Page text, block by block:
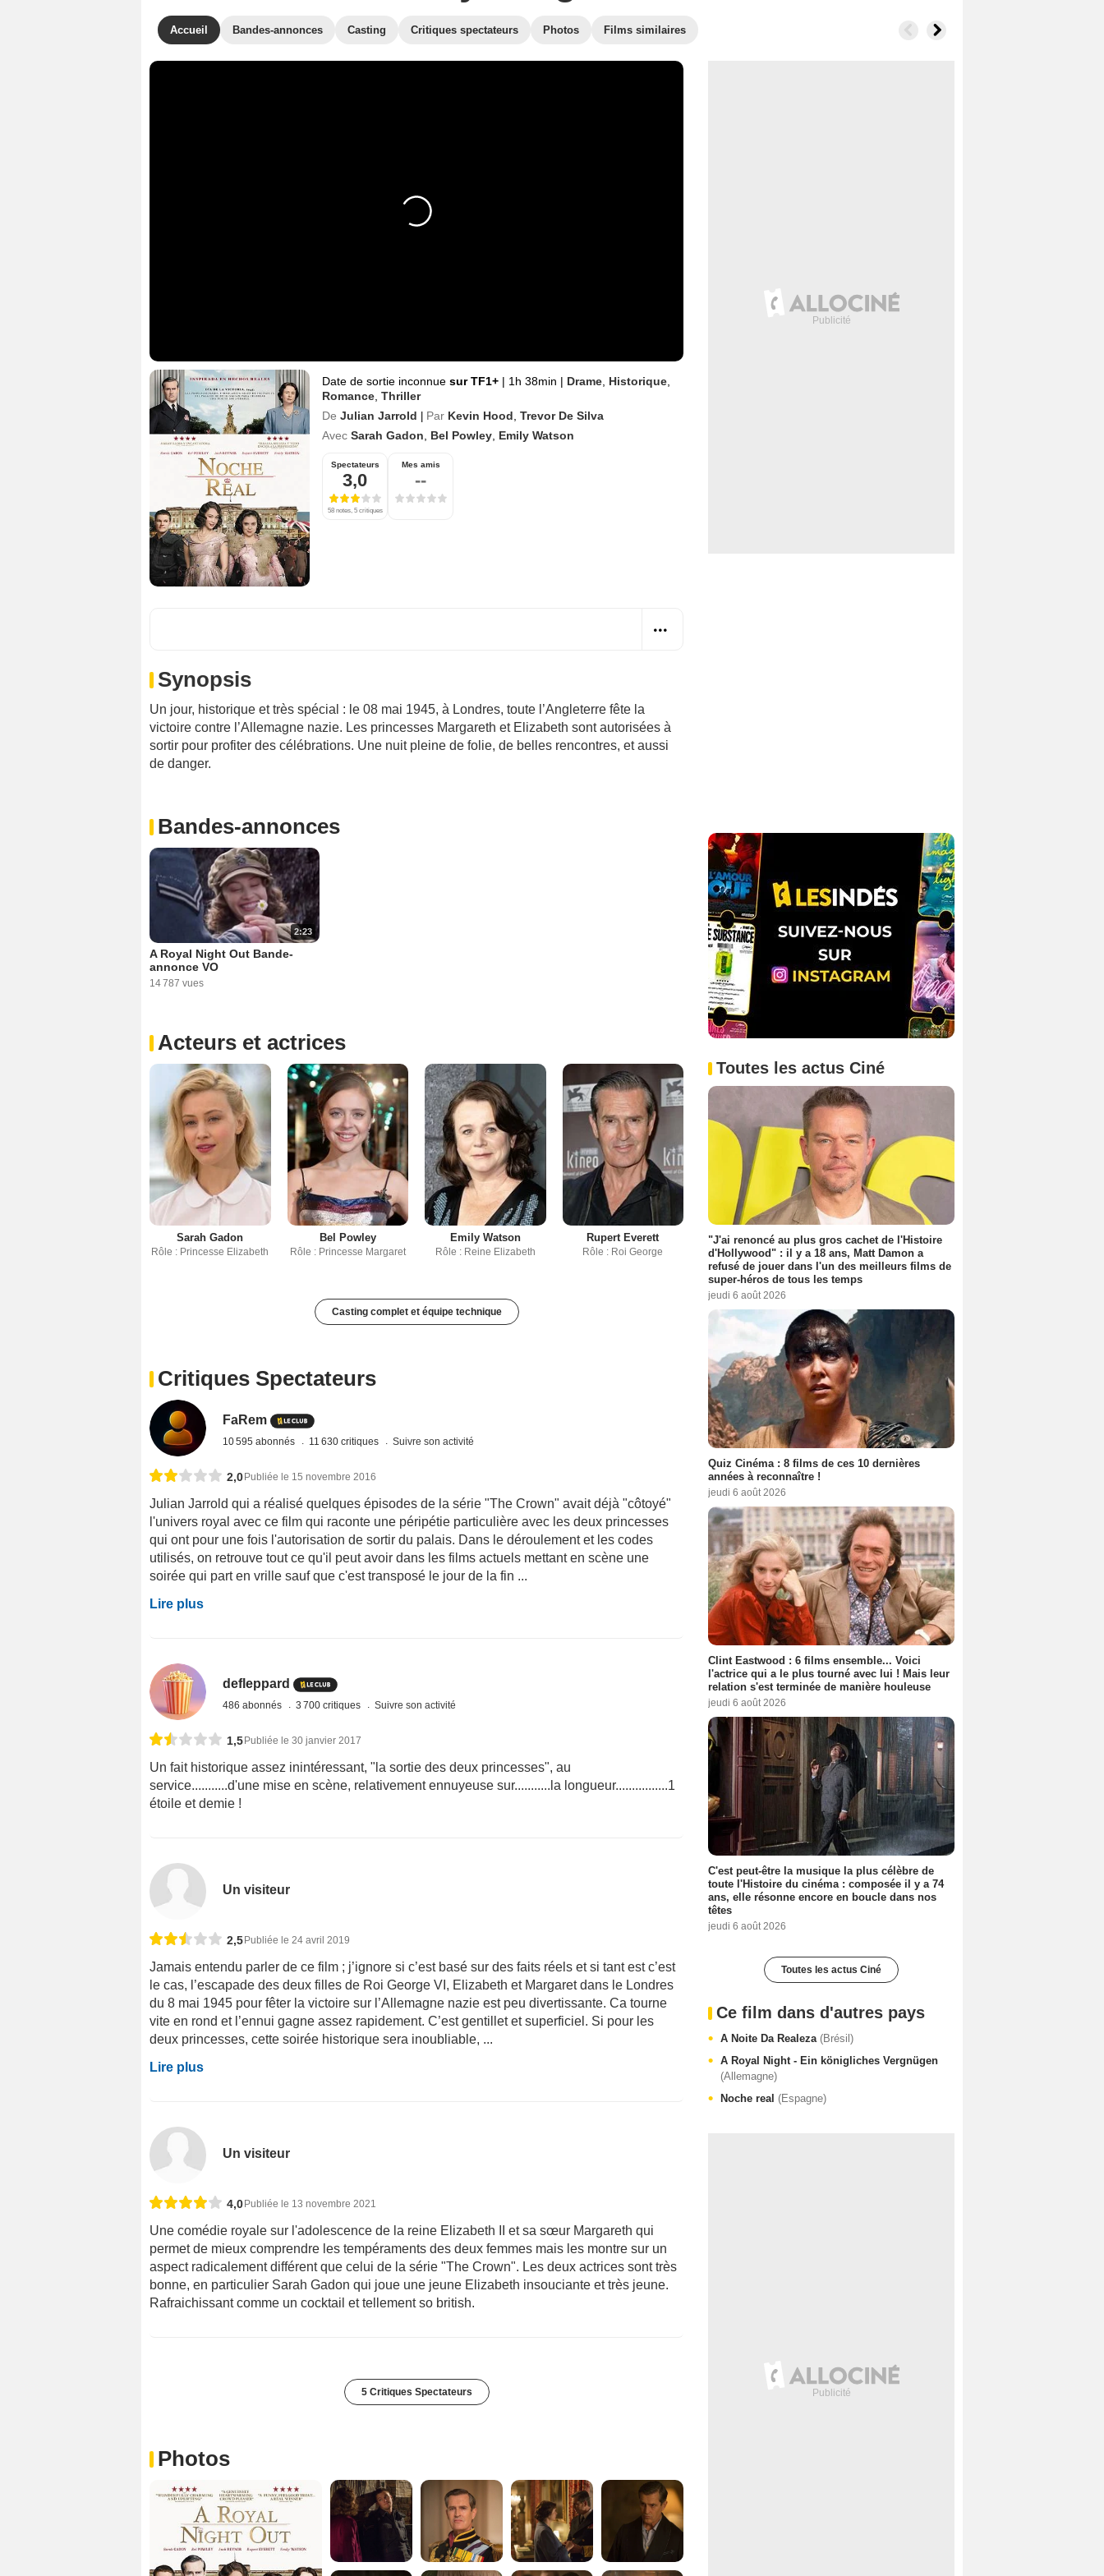
Accueil Bandes-annonces Casting Critiques spectateurs Photos Films similaires
Date de sortie inconnue sur TF1+ | 1h 38min | Drame Historique
Romance Thriller
De Julian Jarrold | Par Kevin Hood Trevor De Silva
Avec Sarah Gadon Bel Powley Emily Watson
Spectateurs
3,0
58 notes, 5 critiques
Mes amis
--
Synopsis
Un jour, historique et très spécial : le 08 mai 1945, à Londres, toute l’Angleterre fête la
victoire contre l’Allemagne nazie. Les princesses Margareth et Elizabeth sont autorisées à
sortir pour profiter des célébrations. Une nuit pleine de folie, de belles rencontres, et aussi
de danger.
Bandes-annonces
2:23
A Royal Night Out Bande-
annonce VO
14 787 vues
Acteurs et actrices
Sarah Gadon
Rôle : Princesse Elizabeth
Bel Powley
Rôle : Princesse Margaret
Emily Watson
Rôle : Reine Elizabeth
Rupert Everett
Rôle : Roi George
Casting complet et équipe technique
Critiques Spectateurs
FaRem
10 595 abonnés 11 630 critiques Suivre son activité
2,0Publiée le 15 novembre 2016
Julian Jarrold qui a réalisé quelques épisodes de la série "The Crown" avait déjà "côtoyé"
l'univers royal avec ce film qui raconte une péripétie particulière avec les deux princesses
qui ont pour une fois l'autorisation de sortir du palais. Dans le déroulement et les codes
utilisés, on retrouve tout ce qu'il peut avoir dans les films actuels mettant en scène une
soirée qui part en vrille sauf que c'est transposé le jour de la fin ...
Lire plus
defleppard
486 abonnés 3 700 critiques Suivre son activité
1,5Publiée le 30 janvier 2017
Un fait historique assez inintéressant, "la sortie des deux princesses", au
service...........d'une mise en scène, relativement ennuyeuse sur...........la longueur................1
étoile et demie !
Un visiteur
2,5Publiée le 24 avril 2019
Jamais entendu parler de ce film ; j’ignore si c’est basé sur des faits réels et si tant est c’est
le cas, l’escapade des deux filles de Roi George VI, Elizabeth et Margaret dans le Londres
du 8 mai 1945 pour fêter la victoire sur l’Allemagne nazie est peu divertissante. Ca tourne
vite en rond et l’ennui gagne assez rapidement. C’est gentillet et superficiel. Si pour les
deux princesses, cette soirée historique sera inoubliable, ...
Lire plus
Un visiteur
4,0Publiée le 13 novembre 2021
Une comédie royale sur l'adolescence de la reine Elizabeth II et sa sœur Margareth qui
permet de mieux comprendre les tempéraments des deux femmes mais les montre sur un
aspect radicalement différent que celui de la série "The Crown". Les deux actrices sont très
bonne, en particulier Sarah Gadon qui joue une jeune Elizabeth insouciante et très jeune.
Rafraichissant comme un cocktail et tellement so british.
5 Critiques Spectateurs
Photos
Toutes les actus Ciné
"J'ai renoncé au plus gros cachet de l'Histoire
d'Hollywood" : il y a 18 ans, Matt Damon a
refusé de jouer dans l'un des meilleurs films de
super-héros de tous les temps
jeudi 6 août 2026
Quiz Cinéma : 8 films de ces 10 dernières
années à reconnaître !
jeudi 6 août 2026
Clint Eastwood : 6 films ensemble... Voici
l'actrice qui a le plus tourné avec lui ! Mais leur
relation s'est terminée de manière houleuse
jeudi 6 août 2026
C'est peut-être la musique la plus célèbre de
toute l'Histoire du cinéma : composée il y a 74
ans, elle résonne encore en boucle dans nos
têtes
jeudi 6 août 2026
Toutes les actus Ciné
Ce film dans d'autres pays
A Noite Da Realeza (Brésil)
A Royal Night - Ein königliches Vergnügen
(Allemagne)
Noche real (Espagne)